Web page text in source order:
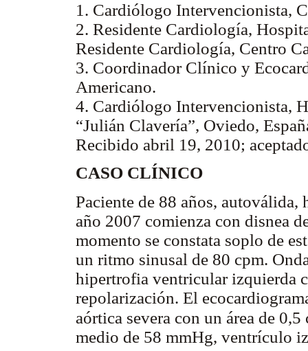
1. Cardiólogo Intervencionista,
2. Residente Cardiología,
Residente Cardiología, Centro
3. Coordinador Clínico y
Americano.
4. Cardiólogo Intervencionista,
“Julián Clavería”, Oviedo,
Recibido abril 19, 2010;
CASO CLÍNICO
Paciente de 88 años, autoválida,
año 2007 comienza con disnea
momento se constata soplo de
un ritmo sinusal de 80 cpm.
hipertrofia ventricular izquierda
repolarización. El
aórtica severa con un área de 0,5
medio de 58 mmHg, ventrículo